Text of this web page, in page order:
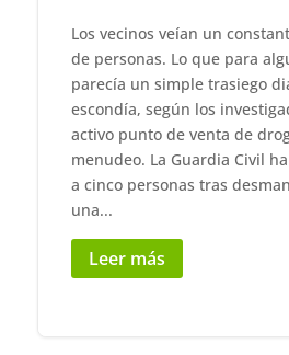
Los vecinos veían un
de personas. Lo que para
parecía un simple trasiego
escondía, según los
activo punto de venta de
menudeo. La Guardia Civil
a cinco personas tras
una...
Leer más